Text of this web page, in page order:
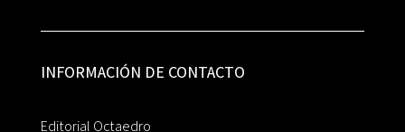
INFORMACIÓN DE CONTACTO
Editorial Octaedro